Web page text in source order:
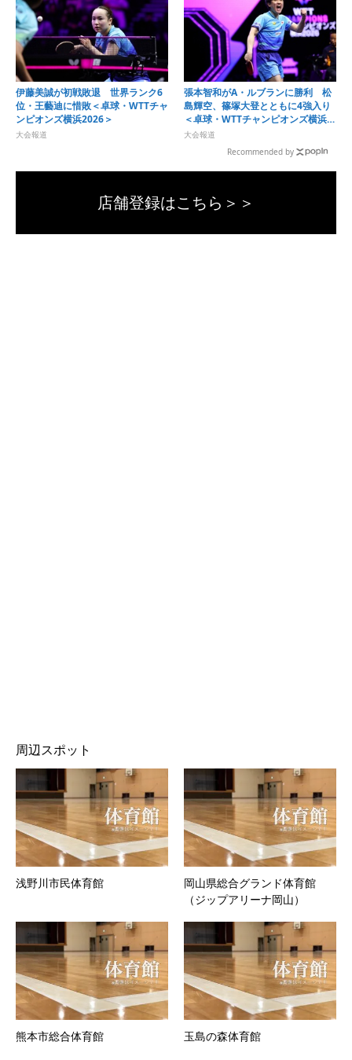
伊藤美誠が初戦敗退 世界ランク6
位・王藝迪に惜敗＜卓球・WTTチャ
ンピオンズ横浜2026＞
大会報道
張本智和がA・ルブランに勝利 松
島輝空、篠塚大登とともに4強入り
＜卓球・WTTチャンピオンズ横浜
2026＞
大会報道
Recommended by
店舗登録はこちら＞＞
周辺スポット
浅野川市民体育館
岡山県総合グランド体育館
（ジップアリーナ岡山）
熊本市総合体育館 玉島の森体育館